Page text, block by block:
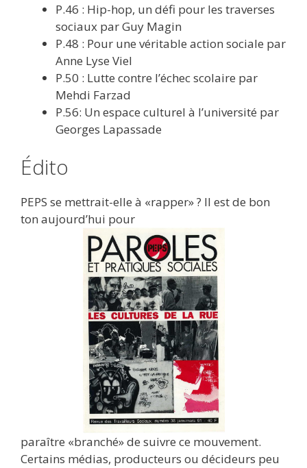
P.46 : Hip-hop, un défi pour les traverses
sociaux par Guy Magin
P.48 : Pour une véritable action sociale par
Anne Lyse Viel
P.50 : Lutte contre l’échec scolaire par
Mehdi Farzad
P.56: Un espace culturel à l’université par
Georges Lapassade
Édito
PEPS se mettrait-elle à «rapper» ? Il est de bon
ton aujourd’hui pour
paraître «branché» de suivre ce mouvement.
Certains médias, producteurs ou décideurs peu